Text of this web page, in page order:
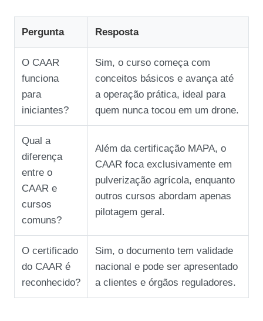
Pergunta Resposta
O CAAR
funciona
para
iniciantes?
Sim, o curso começa com
conceitos básicos e avança até
a operação prática, ideal para
quem nunca tocou em um drone.
Qual a
diferença
entre o
CAAR e
cursos
comuns?
Além da certificação MAPA, o
CAAR foca exclusivamente em
pulverização agrícola, enquanto
outros cursos abordam apenas
pilotagem geral.
O certificado
do CAAR é
reconhecido?
Sim, o documento tem validade
nacional e pode ser apresentado
a clientes e órgãos reguladores.